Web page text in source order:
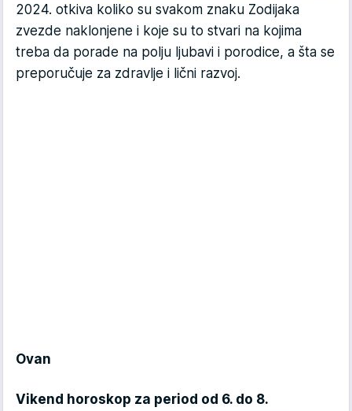
2024. otkiva koliko su svakom znaku Zodijaka
zvezde naklonjene i koje su to stvari na kojima
treba da porade na polju ljubavi i porodice, a šta se
preporučuje za zdravlje i lični razvoj.
Ovan
Vikend horoskop za period od 6. do 8.